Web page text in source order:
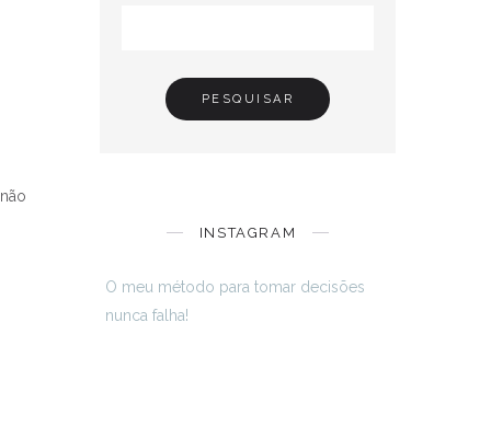
INSTAGRAM
O meu método para tomar decisões
nunca falha!